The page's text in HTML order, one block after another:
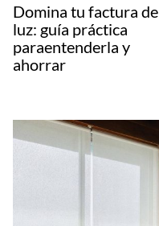
Domina tu factura de
luz: guía práctica
paraentenderla y
ahorrar